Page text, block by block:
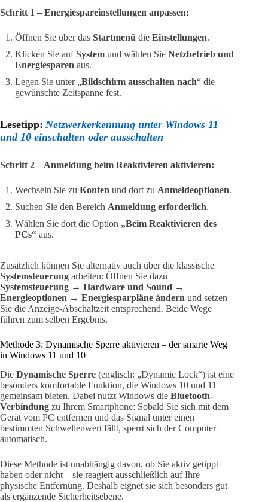
Schritt 1 – Energiespareinstellungen anpassen:
Öffnen Sie über das Startmenü die Einstellungen.
Klicken Sie aufSystem und wählen Sie Netzbetrieb und
Energiesparen aus.
Legen Sie unter „Bildschirm ausschalten nach“ die
gewünschte Zeitspanne fest.
Lesetipp: Netzwerkerkennung unter Windows 11
und 10 einschalten oder ausschalten
Schritt 2 – Anmeldung beim Reaktivieren aktivieren:
Wechseln Sie zu Konten und dort zu Anmeldeoptionen.
Suchen Sie den Bereich Anmeldung erforderlich.
Wählen Sie dort die Option „Beim Reaktivieren des
PCs“ aus.
Zusätzlich können Sie alternativ auch über die klassische
Systemsteuerung arbeiten: Öffnen Sie dazu
Systemsteuerung → Hardware und Sound →
Energieoptionen → Energiesparpläne ändern und setzen
Sie die Anzeige-Abschaltzeit entsprechend. Beide Wege
führen zum selben Ergebnis.
Methode 3: Dynamische Sperre aktivieren – der smarte Weg
in Windows 11 und 10
Die Dynamische Sperre (englisch: „Dynamic Lock“) ist eine
besonders komfortable Funktion, die Windows 10 und 11
gemeinsam bieten. Dabei nutzt Windows die Bluetooth-
Verbindung zu Ihrem Smartphone: Sobald Sie sich mit dem
Gerät vom PC entfernen und das Signal unter einen
bestimmten Schwellenwert fällt, sperrt sich der Computer
automatisch.
Diese Methode ist unabhängig davon, ob Sie aktiv getippt
haben oder nicht – sie reagiert ausschließlich auf Ihre
physische Entfernung. Deshalb eignet sie sich besonders gut
als ergänzende Sicherheitsebene.